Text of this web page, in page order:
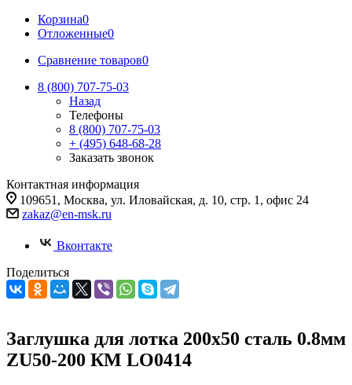
Корзина0
Отложенные0
Сравнение товаров0
8 (800) 707-75-03
Назад
Телефоны
8 (800) 707-75-03
+ (495) 648-68-28
Заказать звонок
Контактная информация
109651, Москва, ул. Иловайская, д. 10, стр. 1, офис 24
zakaz@en-msk.ru
Вконтакте
Поделиться
Заглушка для лотка 200х50 сталь 0.8мм
ZU50-200 КМ LO0414